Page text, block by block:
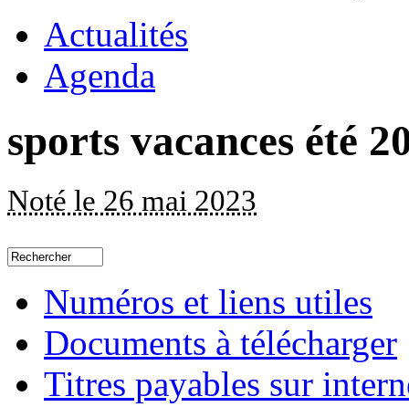
Actualités
Agenda
sports vacances été
Noté le 26 mai 2023
Numéros et liens utiles
Documents à télécharger
Titres payables sur